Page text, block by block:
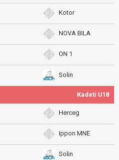
Kotor
NOVA BILA
ON 1
Solin
Kadeti U18
Herceg
Ippon MNE
Solin